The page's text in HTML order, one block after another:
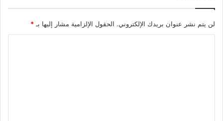
لن يتم نشر عنوان بريدك الإلكتروني. الحقول الإلزامية مشار إليها بـ *